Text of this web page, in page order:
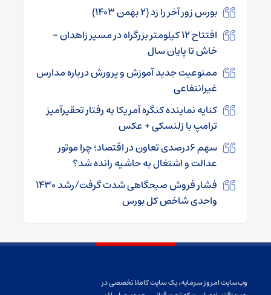
بورس زور آخر را زد (۲ بهمن ۱۴۰۳)
افتتاح ۱۲ کیلومتر بزرگراه در مسیر زاهدان –
خاش تا پایان سال
ممنوعیت جدید آموزش و پرورش درباره مدارس
غیرانتفاعی
کنایه نماینده کنگره آمریکا به رفتار تحقیرآمیز
ترامپ با زلنسکی + عکس
سهم ۶درصدی تعاون در اقتصاد؛ چرا موتور
عدالت و اشتغال به حاشیه رانده شد؟
فشار فروش صبحگاهی شدت گرفت/رشد ۱۴۳۰
واحدی شاخص کل بورس
وب‌سایت امروز سرمایه، یک سایت کاملا تخصصی در